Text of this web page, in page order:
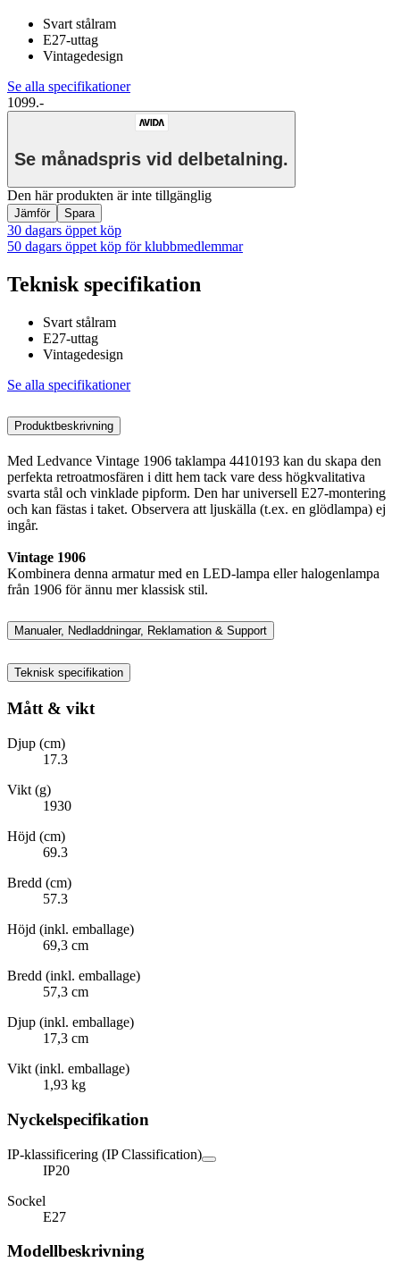
Svart stålram
E27-uttag
Vintagedesign
Se alla specifikationer
1099.-
Se månadspris vid delbetalning.
Den här produkten är inte tillgänglig
Jämför Spara
30 dagars öppet köp
50 dagars öppet köp för klubbmedlemmar
Teknisk specifikation
Svart stålram
E27-uttag
Vintagedesign
Se alla specifikationer
Produktbeskrivning
Med Ledvance Vintage 1906 taklampa 4410193 kan du skapa den
perfekta retroatmosfären i ditt hem tack vare dess högkvalitativa
svarta stål och vinklade pipform. Den har universell E27-montering
och kan fästas i taket. Observera att ljuskälla (t.ex. en glödlampa) ej
ingår.
Vintage 1906
Kombinera denna armatur med en LED-lampa eller halogenlampa
från 1906 för ännu mer klassisk stil.
Manualer, Nedladdningar, Reklamation & Support
Teknisk specifikation
Mått & vikt
Djup (cm)
17.3
Vikt (g)
1930
Höjd (cm)
69.3
Bredd (cm)
57.3
Höjd (inkl. emballage)
69,3 cm
Bredd (inkl. emballage)
57,3 cm
Djup (inkl. emballage)
17,3 cm
Vikt (inkl. emballage)
1,93 kg
Nyckelspecifikation
IP-klassificering (IP Classification)
IP20
Sockel
E27
Modellbeskrivning